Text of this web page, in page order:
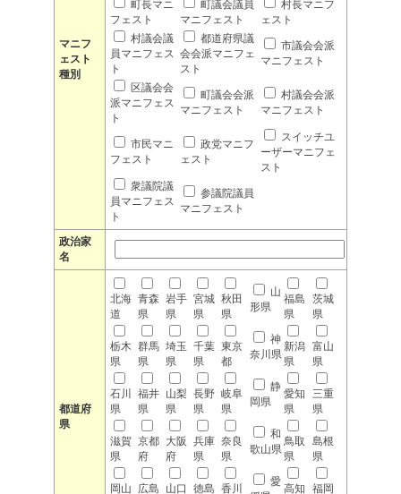
マニフ
ェスト
種別
町長マニ
フェスト
町議会議員
マニフェスト
村長マニフ
ェスト
村議会議
員マニフェス
ト
都道府県議
会会派マニフェ
スト
市議会会派
マニフェスト
区議会会
派マニフェス
ト
町議会会派
マニフェスト
村議会会派
マニフェスト
市民マニ
フェスト
政党マニフ
ェスト
スイッチユ
ーザーマニフェ
スト
衆議院議
員マニフェス
ト
参議院議員
マニフェスト
政治家
名
都道府
県
北海
道
青森
県
岩手
県
宮城
県
秋田
県
山
形県
福島
県
茨城
県
栃木
県
群馬
県
埼玉
県
千葉
県
東京
都
神
奈川県
新潟
県
富山
県
石川
県
福井
県
山梨
県
長野
県
岐阜
県
静
岡県
愛知
県
三重
県
滋賀
県
京都
府
大阪
府
兵庫
県
奈良
県
和
歌山県
鳥取
県
島根
県
岡山
広島
山口
徳島 香川
愛
高知
福岡